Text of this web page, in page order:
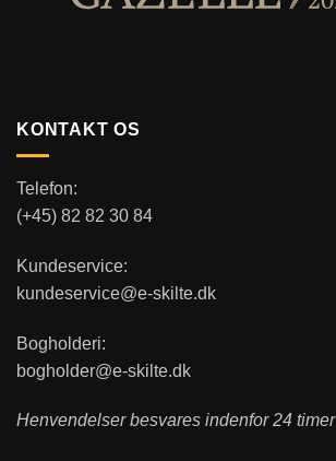
KONTAKT OS
Telefon:
(+45) 82 82 30 84
Kundeservice:
kundeservice@e-skilte.dk
Bogholderi:
bogholder@e-skilte.dk
Henvendelser besvares indenfor 24 timer